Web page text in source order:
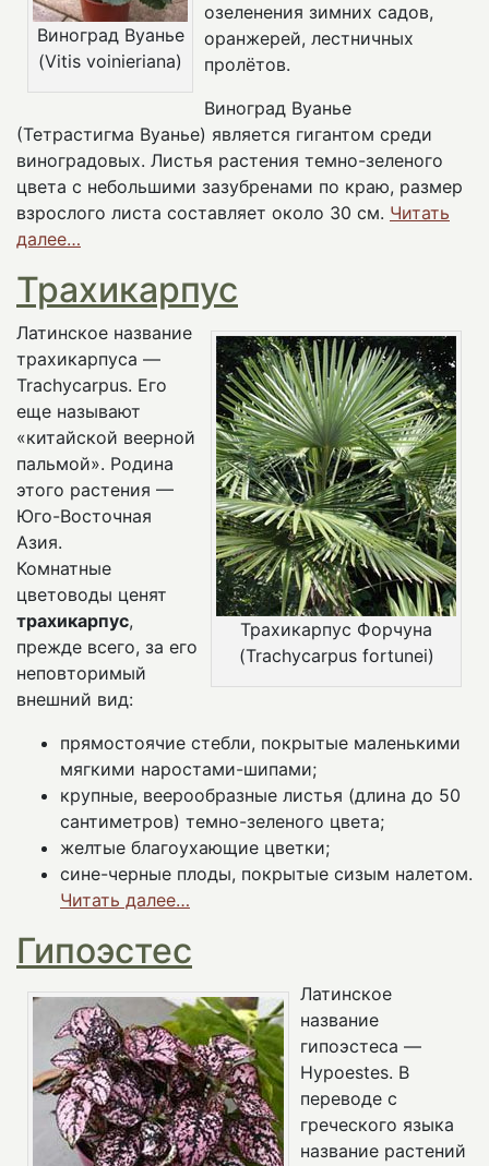
Виноград Вуанье
(Vitis voinieriana)
озеленения зимних садов,
оранжерей, лестничных
пролётов.
Виноград Вуанье
(Тетрастигма Вуанье) является гигантом среди
виноградовых. Листья растения темно-зеленого
цвета с небольшими зазубренами по краю, размер
взрослого листа составляет около 30 см. Читать
далее…
Трахикарпус
Трахикарпус Форчуна
(Trachycarpus fortunei)
Латинское название
трахикарпуса —
Trachycarpus. Его
еще называют
«китайской веерной
пальмой». Родина
этого растения —
Юго-Восточная
Азия.
Комнатные
цветоводы ценят
трахикарпус,
прежде всего, за его
неповторимый
внешний вид:
прямостоячие стебли, покрытые маленькими
мягкими наростами-шипами;
крупные, веерообразные листья (длина до 50
сантиметров) темно-зеленого цвета;
желтые благоухающие цветки;
сине-черные плоды, покрытые сизым налетом.
Читать далее…
Гипоэстес
Латинское
название
гипоэстеса —
Hypoestes. В
переводе с
греческого языка
название растений